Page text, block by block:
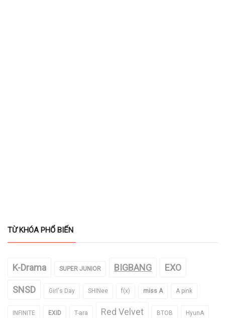
TỪ KHÓA PHỔ BIẾN
K-Drama SUPER JUNIOR BIGBANG EXO
SNSD Girl's Day SHINee f(x) miss A A pink
INFINITE EXID T-ara Red Velvet BTOB HyunA